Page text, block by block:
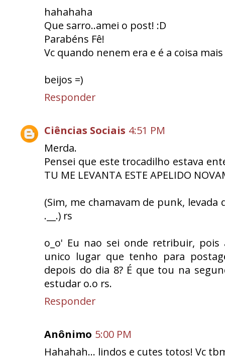
hahahaha
Que sarro..amei o post! :D
Parabéns Fê!
Vc quando nenem era e é a coisa
beijos =)
Responder
Ciências Sociais 4:51 PM
Merda.
Pensei que este trocadilho estava
TU ME LEVANTA ESTE APELIDO
(Sim, me chamavam de punk, levada
.__.) rs
o_o' Eu nao sei onde retribuir,
unico lugar que tenho para
depois do dia 8? É que tou na
estudar o.o rs.
Responder
Anônimo 5:00 PM
Hahahah... lindos e cutes totos! Vc